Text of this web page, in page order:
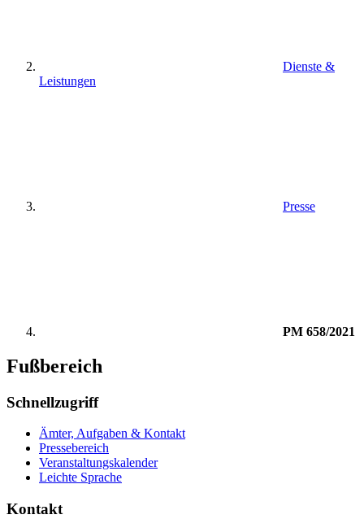
Dienste &
Leistungen
Presse
PM 658/2021
Fußbereich
Schnellzugriff
Ämter, Aufgaben & Kontakt
Pressebereich
Veranstaltungskalender
Leichte Sprache
Kontakt